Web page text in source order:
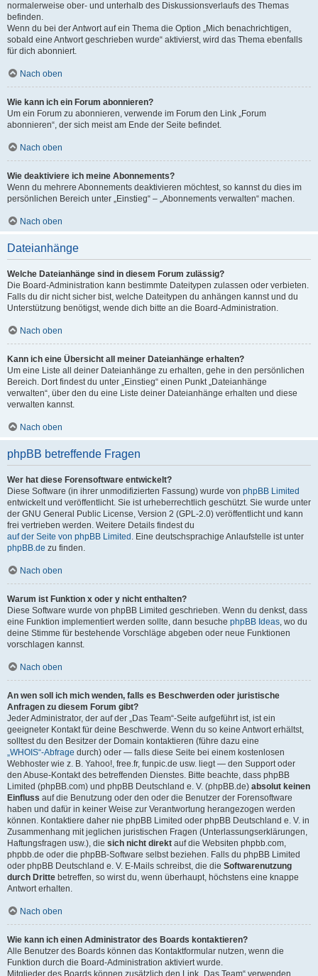
normalerweise ober- und unterhalb des Diskussionsverlaufs des Themas
befinden.
Wenn du bei der Antwort auf ein Thema die Option „Mich benachrichtigen,
sobald eine Antwort geschrieben wurde“ aktivierst, wird das Thema ebenfalls
für dich abonniert.
Nach oben
Wie kann ich ein Forum abonnieren?
Um ein Forum zu abonnieren, verwende im Forum den Link „Forum
abonnieren“, der sich meist am Ende der Seite befindet.
Nach oben
Wie deaktiviere ich meine Abonnements?
Wenn du mehrere Abonnements deaktivieren möchtest, so kannst du dies im
persönlichen Bereich unter „Einstieg“ – „Abonnements verwalten“ machen.
Nach oben
Dateianhänge
Welche Dateianhänge sind in diesem Forum zulässig?
Die Board-Administration kann bestimmte Dateitypen zulassen oder verbieten.
Falls du dir nicht sicher bist, welche Dateitypen du anhängen kannst und du
Unterstützung benötigst, wende dich bitte an die Board-Administration.
Nach oben
Kann ich eine Übersicht all meiner Dateianhänge erhalten?
Um eine Liste all deiner Dateianhänge zu erhalten, gehe in den persönlichen
Bereich. Dort findest du unter „Einstieg“ einen Punkt „Dateianhänge
verwalten“, über den du eine Liste deiner Dateianhänge erhalten und diese
verwalten kannst.
Nach oben
phpBB betreffende Fragen
Wer hat diese Forensoftware entwickelt?
Diese Software (in ihrer unmodifizierten Fassung) wurde von phpBB Limited
entwickelt und veröffentlicht. Sie ist urheberrechtlich geschützt. Sie wurde unter
der GNU General Public License, Version 2 (GPL-2.0) veröffentlicht und kann
frei vertrieben werden. Weitere Details findest du
auf der Seite von phpBB Limited . Eine deutschsprachige Anlaufstelle ist unter
phpBB.de zu finden.
Nach oben
Warum ist Funktion x oder y nicht enthalten?
Diese Software wurde von phpBB Limited geschrieben. Wenn du denkst, dass
eine Funktion implementiert werden sollte, dann besuche phpBB Ideas, wo du
deine Stimme für bestehende Vorschläge abgeben oder neue Funktionen
vorschlagen kannst.
Nach oben
An wen soll ich mich wenden, falls es Beschwerden oder juristische
Anfragen zu diesem Forum gibt?
Jeder Administrator, der auf der „Das Team“-Seite aufgeführt ist, ist ein
geeigneter Kontakt für deine Beschwerde. Wenn du so keine Antwort erhältst,
solltest du den Besitzer der Domain kontaktieren (führe dazu eine
„WHOIS“-Abfrage durch) oder — falls diese Seite bei einem kostenlosen
Webhoster wie z. B. Yahoo!, free.fr, funpic.de usw. liegt — den Support oder
den Abuse-Kontakt des betreffenden Dienstes. Bitte beachte, dass phpBB
Limited (phpBB.com) und phpBB Deutschland e. V. (phpBB.de) absolut keinen
Einfluss auf die Benutzung oder den oder die Benutzer der Forensoftware
haben und dafür in keiner Weise zur Verantwortung herangezogen werden
können. Kontaktiere daher nie phpBB Limited oder phpBB Deutschland e. V. in
Zusammenhang mit jeglichen juristischen Fragen (Unterlassungserklärungen,
Haftungsfragen usw.), die sich nicht direkt auf die Websiten phpbb.com,
phpbb.de oder die phpBB-Software selbst beziehen. Falls du phpBB Limited
oder phpBB Deutschland e. V. E-Mails schreibst, die die Softwarenutzung
durch Dritte betreffen, so wirst du, wenn überhaupt, höchstens eine knappe
Antwort erhalten.
Nach oben
Wie kann ich einen Administrator des Boards kontaktieren?
Alle Benutzer des Boards können das Kontaktformular nutzen, wenn die
Funktion durch die Board-Administration aktiviert wurde.
Mitglieder des Boards können zusätzlich den Link „Das Team“ verwenden.